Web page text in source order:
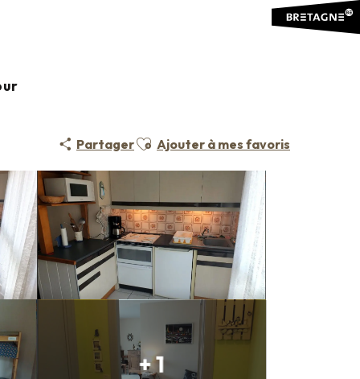
PartagerAjouter aux favoris
Ajouter à mes favoris
+ 1